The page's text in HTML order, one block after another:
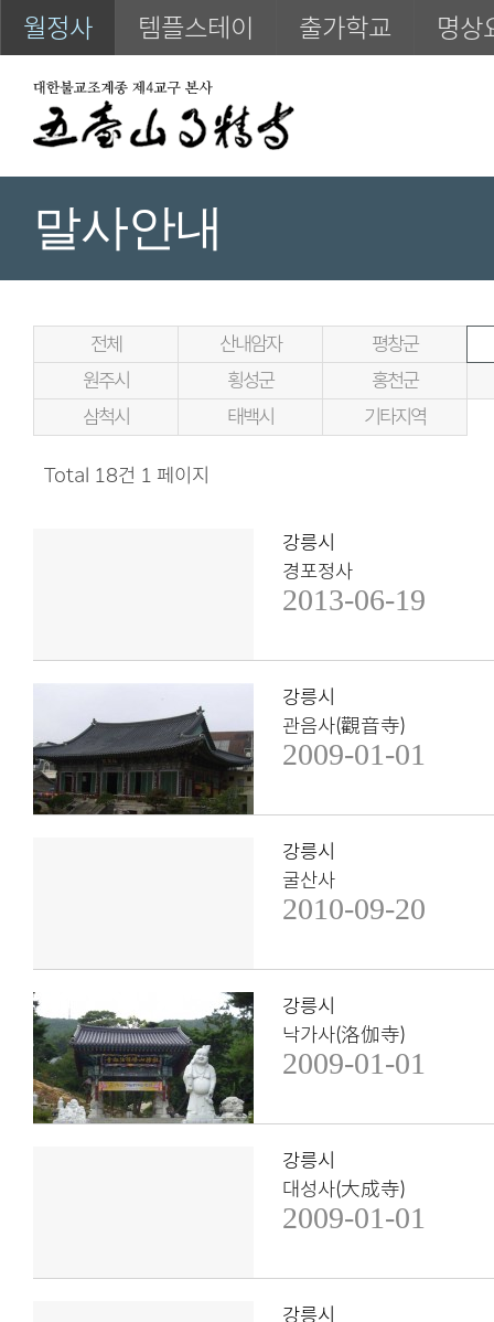
월정사 템플스테이 출가학교 명상
말사안내
전체 산내암자
평창군
원주시
횡성군
홍천군
삼척시
태백시 기타지역
Total 18건 1 페이지
강릉시
경포정사
2013-06-19
강릉시
관음사(觀音寺)
2009-01-01
강릉시
굴산사
2010-09-20
강릉시
낙가사(洛伽寺)
2009-01-01
강릉시
대성사(大成寺)
2009-01-01
강릉시